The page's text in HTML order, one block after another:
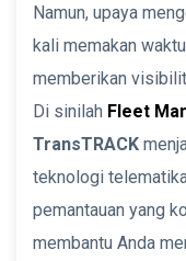
Namun, upaya
kali memakan
memberikan
Di sinilah Fleet
TransTRACK
teknologi
pemantauan yang
membantu Anda